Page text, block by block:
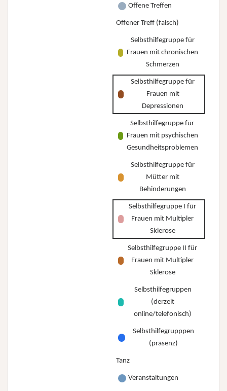
Offene Treffen
Offener Treff (falsch)
Selbsthilfegruppe für
Frauen mit chronischen
Schmerzen
Selbsthilfegruppe für
Frauen mit
Depressionen
Selbsthilfegruppe für
Frauen mit psychischen
Gesundheitsproblemen
Selbsthilfegruppe für
Mütter mit
Behinderungen
Selbsthilfegruppe I für
Frauen mit Multipler
Sklerose
Selbsthilfegruppe II für
Frauen mit Multipler
Sklerose
Selbsthilfegruppen
(derzeit
online/telefonisch)
Selbsthilfegrupppen
(präsenz)
Tanz
Veranstaltungen